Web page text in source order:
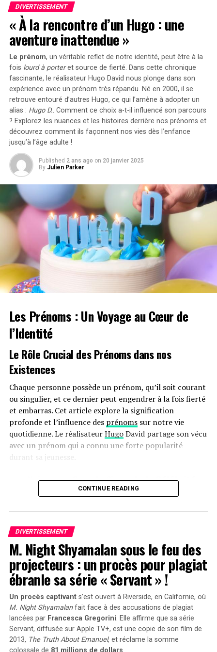
Actuellement, Hitman 3 VR : Reloaded est disponible en
précommande sur la boutique Meta Horizon.
RELATED TOPICS: HITMAN 3 JEU VIDÉO
JEUX VIDÉO
META QUEST 3
RÉALITÉ VIRTUELLE RELOADED
SORTIE
VR
UP NEXT
Gabrielle Union et Dwyane Wade célèbrent leur 10e
anniversaire de mariage avec une cérémonie de
renouvellement des vœux (photos/vidéo)
DON'T MISS
Facebook admet que son nouvel icône d’application
n’était finalement qu’un bug !
DIVERTISSEMENT
« À la rencontre d’un Hugo : une
aventure inattendue »
Le prénom, un véritable reflet de notre identité, peut être à la
fois lourd à porteret source de fierté. Dans cette chronique
fascinante, le réalisateur Hugo David nous plonge dans son
expérience avec un prénom très répandu. Né en 2000, il se
retrouve entouré d’autres Hugo, ce qui l’amène à adopter un
alias : Hugo D.. Comment ce choix a-t-il influencé son parcours
? Explorez les nuances et les histoires derrière nos prénoms et
découvrez comment ils façonnent nos vies dès l’enfance
jusqu’à l’âge adulte !
Published 2 ans ago on 20 janvier 2025
By Julien Parker
Les Prénoms : Un Voyage au Cœur de
l’Identité
Le Rôle Crucial des Prénoms dans nos
Existences
Chaque personne possède un prénom, qu’il soit courant
ou singulier, et ce dernier peut engendrer à la fois fierté
et embarras. Cet article explore la signification
profonde et l’influence des prénomssur notre vie
quotidienne. Le réalisateurHugoDavid partage son vécu
avec un prénom qui a connu une forte popularité
durant sa jeunesse.
une Naissance Sous le Signe de la Célébrité
Hugo David est né en 2000 àTours, une époque où le
prénom Hugo était en plein essor. Ses parents, Caroline
Enzo, également très en vogue à cette période. « Je
pense que mes parents ont opté pour un prénom parmi
les plus répandus en France plutôt qu’en hommage à
Victor Hugo », confie-t-il.
Une Enfance Entourée d’Autres « Hugo »
Dès son plus jeune âge, Hugo se retrouve entouré
d’autres enfants portant le même nom. Selon les
statistiques de l’Insee,7 694 garçons ont été
prénommés Hugo en 2000,faisant de ce prénom le
CONTINUE READING
DIVERTISSEMENT
M. Night Shyamalan sous le feu des
projecteurs : un procès pour plagiat
ébranle sa série « Servant » !
Un procès captivants’est ouvert à Riverside, en Californie, où
M. Night Shyamalanfait face à des accusations de plagiat
lancées par Francesca Gregorini. Elle affirme que sa série
Servant, diffusée sur Apple TV+, est une copie de son film de
2013, The Truth About Emanuel, et réclame la somme
colossale de 81 millions de dollars